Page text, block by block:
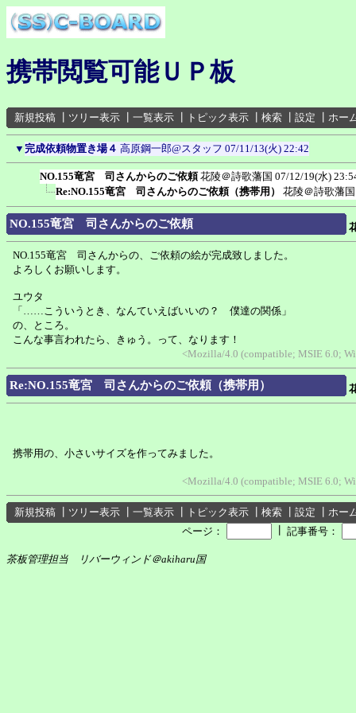
携帯閲覧可能ＵＰ板
新規投稿 ツリー表示 一覧表示 トピック表示 検索 設定 ホー
▼ 完成依頼物置き場４ 高原鋼一郎@スタッフ 07/11/13(火) 22:42
NO.155竜宮 司さんからのご依頼 花陵＠詩歌藩国 07/12/19(水)
Re:NO.155竜宮 司さんからのご依頼（携帯用）
花陵＠詩歌藩国
NO.155竜宮 司さんからのご依頼
NO.155竜宮 司さんからの、ご依頼の絵が完成致しました。
よろしくお願いします。
ユウタ
「……こういうとき、なんていえばいいの？ 僕達の関係」
の、ところ。
こんな事言われたら、きゅう。って、なります！
<Mozilla/4.0 (compatible; MSIE 6.0;
Re:NO.155竜宮 司さんからのご依頼（携帯用）
携帯用の、小さいサイズを作ってみました。
<Mozilla/4.0 (compatible; MSIE 6.0;
新規投稿 ツリー表示 一覧表示 トピック表示 検索 設定
ホー
ページ：
記事番号：
茶板管理担当 リバーウィンド＠akiharu国